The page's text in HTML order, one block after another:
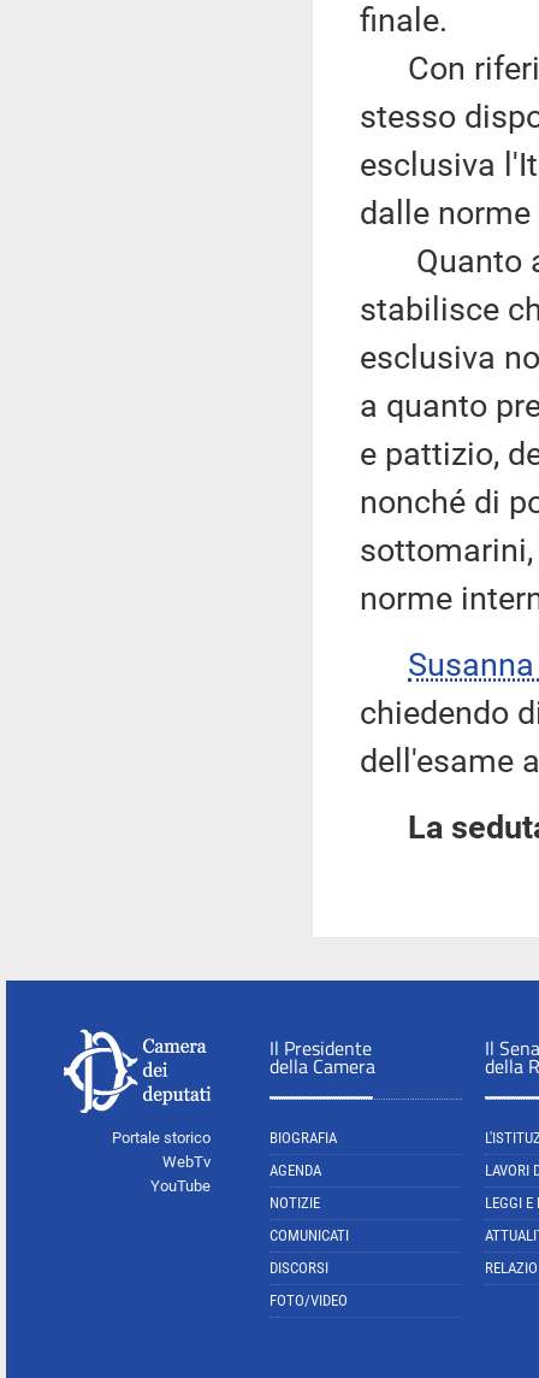
finale.
Con
stesso
esclusiva
dalle
Quanto
stabilisce
esclusiva
a quanto
e pattizio,
nonché di
norme
chiedendo
dell'esame
La
Portale storico
WebTv
YouTube
Il Presidente
della Camera
BIOGRAFIA
AGENDA
NOTIZIE
COMUNICATI
DISCORSI
FOTO/VIDEO
Il
della
LAVORI
LEGGI E